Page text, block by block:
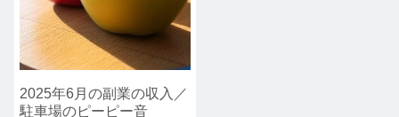
2025年6月の副業の収入／
駐車場のピーピー音